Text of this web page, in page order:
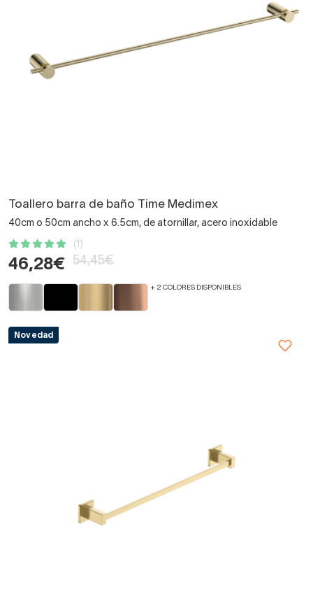
Toallero barra de baño Time Medimex
40cm o 50cm ancho x 6.5cm, de atornillar, acero inoxidable
(1)
46,28€ 54,45€
+ 2 COLORES DISPONIBLES
Novedad